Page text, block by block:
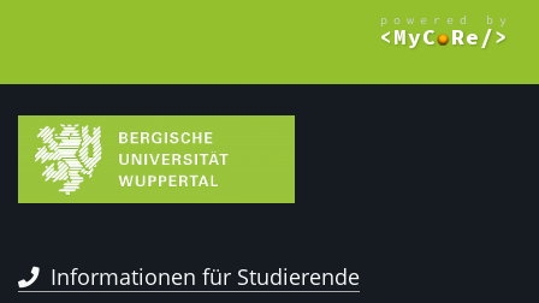
Informationen für Studierende